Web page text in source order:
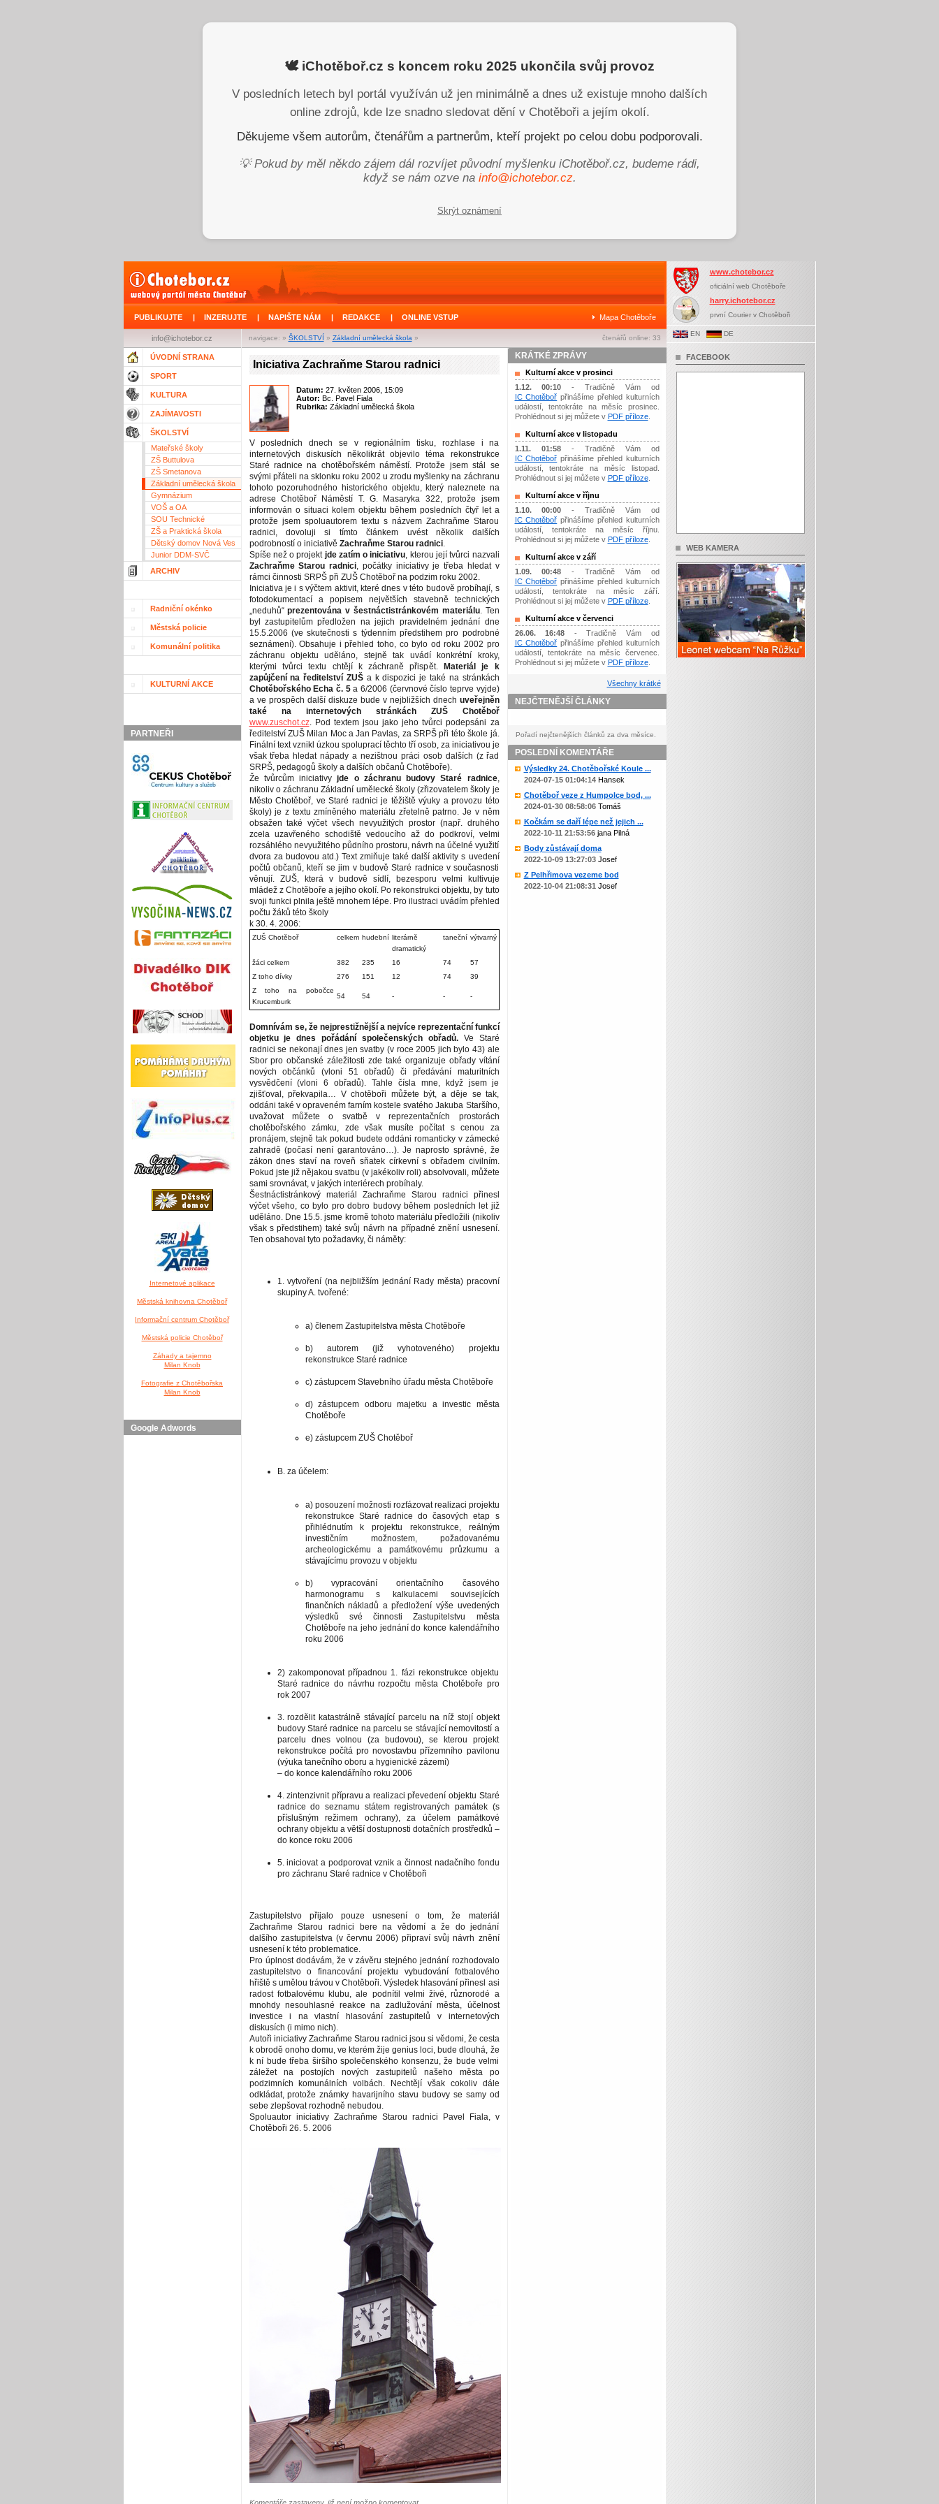
🕊️ iChotěboř.cz s koncem roku 2025 ukončila svůj provoz
V posledních letech byl portál využíván už jen minimálně a dnes už existuje mnoho dalších
online zdrojů, kde lze snadno sledovat dění v Chotěboři a jejím okolí.
Děkujeme všem autorům, čtenářům a partnerům, kteří projekt po celou dobu podporovali.
💡 Pokud by měl někdo zájem dál rozvíjet původní myšlenku iChotěboř.cz, budeme rádi,
když se nám ozve na info@ichotebor.cz.
Skrýt oznámení
PUBLIKUJTE | INZERUJTE | NAPIŠTE NÁM | REDAKCE | ONLINE VSTUP Mapa Chotěboře
navigace: » ŠKOLSTVÍ » Základní umělecká škola » čtenářů online: 33
info@ichotebor.cz
ÚVODNÍ STRANA
SPORT
KULTURA
ZAJÍMAVOSTI
ŠKOLSTVÍ
Mateřské školy
ZŠ Buttulova
ZŠ Smetanova
Základní umělecká škola
Gymnázium
VOŠ a OA
SOU Technické
ZŠ a Praktická škola
Dětský domov Nová Ves
Junior DDM-SVČ
ARCHIV
Radniční okénko
Městská policie
Komunální politika
KULTURNÍ AKCE
PARTNEŘI
Internetové aplikace
Městská knihovna Chotěboř
Informační centrum Chotěboř
Městská policie Chotěboř
Záhady a tajemno
Milan Knob
Fotografie z Chotěbořska
Milan Knob
Google Adwords
Iniciativa Zachraňme Starou radnici
Datum: 27. květen 2006, 15:09
Autor: Bc. Pavel Fiala
Rubrika: Základní umělecká škola
V posledních dnech se v regionálním tisku, rozhlase i na
internetových diskusích několikrát objevilo téma rekonstrukce
Staré radnice na chotěbořském náměstí. Protože jsem stál se
svými přáteli na sklonku roku 2002 u zrodu myšlenky na záchranu
tohoto pozoruhodného historického objektu, který naleznete na
adrese Chotěboř Náměstí T. G. Masaryka 322, protože jsem
informován o situaci kolem objektu během posledních čtyř let a
protože jsem spoluautorem textu s názvem Zachraňme Starou
radnici, dovoluji si tímto článkem uvést několik dalších
podrobností o iniciativě Zachraňme Starou radnici.
Spíše než o projekt jde zatím o iniciativu, kterou její tvůrci nazvali
Zachraňme Starou radnici, počátky iniciativy je třeba hledat v
rámci činnosti SRPŠ při ZUŠ Chotěboř na podzim roku 2002.
Iniciativa je i s výčtem aktivit, které dnes v této budově probíhají, s
fotodokumentací a popisem největších stavebně technických
„neduhů“prezentována v šestnáctistránkovém materiálu. Ten
byl zastupitelům předložen na jejich pravidelném jednání dne
15.5.2006 (ve skutečnosti s týdenním předstihem pro podrobné
seznámení). Obsahuje i přehled toho, co bylo od roku 2002 pro
záchranu objektu uděláno, stejně tak uvádí konkrétní kroky,
kterými tvůrci textu chtějí k záchraně přispět.
Materiál je k
zapůjčení na ředitelství ZUŠa k dispozici je také na stránkách
Chotěbořského Echa č. 5a 6/2006 (červnové číslo teprve vyjde)
a ve prospěch další diskuze bude v nejbližších dnech uveřejněn
také na internetových stránkách ZUŠ Chotěboř
www.zuschot.cz. Pod textem jsou jako jeho tvůrci podepsáni za
ředitelství ZUŠ Milan Moc a Jan Pavlas, za SRPŠ při této škole já.
Finální text vznikl úzkou spoluprací těchto tří osob, za iniciativou je
však třeba hledat nápady a nezištnou práci osob dalších (z řad
SRPŠ, pedagogů školy a dalších občanů Chotěboře).
Že tvůrcům iniciativyjde o záchranu budovy Staré radnice,
nikoliv o záchranu Základní umělecké školy (zřizovatelem školy je
Město Chotěboř, ve Staré radnici je těžiště výuky a provozu této
školy) je z textu zmíněného materiálu zřetelně patrno. Je v něm
obsažen také výčet všech nevyužitých prostor (např. druhého
zcela uzavřeného schodiště vedoucího až do podkroví, velmi
rozsáhlého nevyužitého půdního prostoru, návrh na účelné využití
dvora za budovou atd.) Text zmiňuje také další aktivity s uvedení
počtů občanů, kteří se jim v budově Staré radnice v současnosti
věnují. ZUŠ, která v budově sídlí, bezesporu velmi kultivuje
mládež z Chotěboře a jejího okolí. Po rekonstrukci objektu, by tuto
svoji funkci plnila ještě mnohem lépe. Pro ilustraci uvádím přehled
počtu žáků této školy
k 30. 4. 2006:
ZUŠ Chotěboř celkem hudební literárně
dramatický
taneční výtvarný
žáci celkem 382 235 16 74
57
Z toho dívky
276 151 12 74
39
Z toho na pobočce
Krucemburk
54 54 - - -
Domnívám se, že nejprestižnější a nejvíce reprezentační funkcí
objetku je dnes pořádání společenských obřadů.Ve Staré
radnici se nekonají dnes jen svatby (v roce 2005 jich bylo 43) ale
Sbor pro občanské záležitosti zde také organizuje obřady vítání
nových občánků (vloni 51 obřadů) či předávání maturitních
vysvědčení (vloni 6 obřadů). Tahle čísla mne, když jsem je
zjišťoval, překvapila… V chotěboři můžete být, a děje se tak,
oddáni také v opraveném farním kostele svatého Jakuba Staršího,
uvažovat můžete o svatbě v reprezentačních prostorách
chotěbořského zámku, zde však musíte počítat s cenou za
pronájem, stejně tak pokud budete oddáni romanticky v zámecké
zahradě (počasí není garantováno…). Je naprosto správné, že
zákon dnes staví na roveň sňatek církevní s obřadem civilním.
Pokud jste již nějakou svatbu (v jakékoliv roli) absolvovali, můžete
sami srovnávat, v jakých interiérech probíhaly.
Šestnáctistránkový materiál Zachraňme Starou radnici přinesl
výčet všeho, co bylo pro dobro budovy během posledních let již
uděláno. Dne 15.5. jsme kromě tohoto materiálu předložili (nikoliv
však s předstihem) také svůj návrh na případné znění usnesení.
Ten obsahoval tyto požadavky, či náměty:
1. vytvoření (na nejbližším jednání Rady města) pracovní
skupiny A. tvořené:
a) členem Zastupitelstva města Chotěboře
b) autorem (již vyhotoveného) projektu
rekonstrukce Staré radnice
c) zástupcem Stavebního úřadu města Chotěboře
d) zástupcem odboru majetku a investic města
Chotěboře
e) zástupcem ZUŠ Chotěboř
B. za účelem:
a) posouzení možnosti rozfázovat realizaci projektu
rekonstrukce Staré radnice do časových etap s
přihlédnutím k projektu rekonstrukce, reálným
investičním možnostem, požadovanému
archeologickému a památkovému průzkumu a
stávajícímu provozu v objektu
b) vypracování orientačního časového
harmonogramu s kalkulacemi souvisejících
finančních nákladů a předložení výše uvedených
výsledků své činnosti Zastupitelstvu města
Chotěboře na jeho jednání do konce kalendářního
roku 2006
2) zakomponovat případnou 1. fázi rekonstrukce objektu
Staré radnice do návrhu rozpočtu města Chotěboře pro
rok 2007
3. rozdělit katastrálně stávající parcelu na níž stojí objekt
budovy Staré radnice na parcelu se stávající nemovitostí a
parcelu dnes volnou (za budovou), se kterou projekt
rekonstrukce počítá pro novostavbu přízemního pavilonu
(výuka tanečního oboru a hygienické zázemí)
– do konce kalendářního roku 2006
4. zintenzivnit přípravu a realizaci převedení objektu Staré
radnice do seznamu státem registrovaných památek (s
příslušným režimem ochrany), za účelem památkové
ochrany objektu a větší dostupnosti dotačních prostředků –
do konce roku 2006
5. iniciovat a podporovat vznik a činnost nadačního fondu
pro záchranu Staré radnice v Chotěboři
Zastupitelstvo přijalo pouze usnesení o tom, že materiál
Zachraňme Starou radnici bere na vědomí a že do jednání
dalšího zastupitelstva (v červnu 2006) připraví svůj návrh znění
usnesení k této problematice.
Pro úplnost dodávám, že v závěru stejného jednání rozhodovalo
zastupitelstvo o financování projektu vybudování fotbalového
hřiště s umělou trávou v Chotěboři. Výsledek hlasování přinesl asi
radost fotbalovému klubu, ale podnítil velmi živé, různorodé a
mnohdy nesouhlasné reakce na zadlužování města, účelnost
investice i na vlastní hlasování zastupitelů v internetových
diskusích (i mimo nich).
Autoři iniciativy Zachraňme Starou radnici jsou si vědomi, že cesta
k obrodě onoho domu, ve kterém žije genius loci, bude dlouhá, že
k ní bude třeba širšího společenského konsenzu, že bude velmi
záležet na postojích nových zastupitelů našeho města po
podzimních komunálních volbách. Nechtějí však cokoliv dále
odkládat, protože známky havarijního stavu budovy se samy od
sebe zlepšovat rozhodně nebudou.
Spoluautor iniciativy Zachraňme Starou radnici Pavel Fiala, v
Chotěboři 26. 5. 2006
KRÁTKÉ ZPRÁVY
Kulturní akce v prosinci
1.12. 00:10 - Tradičně Vám od
IC Chotěboř přinášíme přehled kulturních
událostí, tentokráte na měsíc prosinec.
Prohlédnout si jej můžete v PDF příloze.
Kulturní akce v listopadu
1.11. 01:58- Tradičně Vám od
IC Chotěboř přinášíme přehled kulturních
událostí, tentokráte na měsíc listopad.
Prohlédnout si jej můžete v PDF příloze.
Kulturní akce v říjnu
1.10. 00:00 - Tradičně Vám od
IC Chotěboř přinášíme přehled kulturních
událostí, tentokráte na měsíc říjnu.
Prohlédnout si jej můžete v PDF příloze.
Kulturní akce v září
1.09. 00:48 - Tradičně Vám od
IC Chotěboř přinášíme přehled kulturních
událostí, tentokráte na měsíc září.
Prohlédnout si jej můžete v PDF příloze.
Kulturní akce v červenci
26.06. 16:48 - Tradičně Vám od
IC Chotěboř přinášíme přehled kulturních
událostí, tentokráte na měsíc červenec.
Prohlédnout si jej můžete v PDF příloze.
Všechny krátké
NEJČTENĚJŠÍ ČLÁNKY
Pořadí nejčtenějších článků za dva měsíce.
POSLEDNÍ KOMENTÁŘE
Výsledky 24. Chotěbořské Koule ...
2024-07-15 01:04:14Hansek
Chotěboř veze z Humpolce bod, ...
2024-01-30 08:58:06Tomáš
Kočkám se daří lépe než jejich ...
2022-10-11 21:53:56jana Pilná
Body zůstávají doma
2022-10-09 13:27:03Josef
Z Pelhřimova vezeme bod
2022-10-04 21:08:31 Josef
www.chotebor.cz
oficiální web Chotěboře
harry.ichotebor.cz
první Courier v Chotěboři
EN DE
FACEBOOK
WEB KAMERA